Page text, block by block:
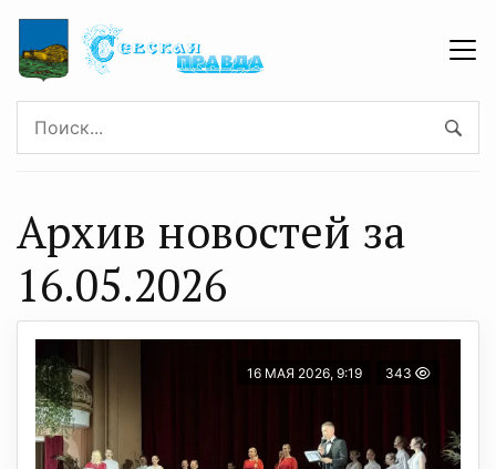
Архив новостей за
16.05.2026
16 МАЯ 2026, 9:19 343